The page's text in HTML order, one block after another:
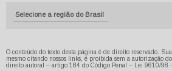
Selecione a região do Brasil
O conteúdo do texto desta página é de direito reservado.
mesmo citando nossos links, é proibida sem a autorização
direito autoral – artigo 184 do Código Penal –
Lei 9610/98